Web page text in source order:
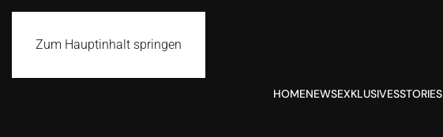
Zum Hauptinhalt springen
HOMENEWSEXKLUSIVESSTORIES